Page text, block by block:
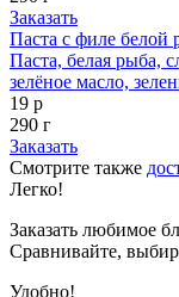
Заказать
Паста с филе белой
Паста, белая рыба,
зелёное масло,
19 р
290 г
Заказать
Смотрите также
Легко!
Заказать любимое
Сравнивайте,
Удобно!